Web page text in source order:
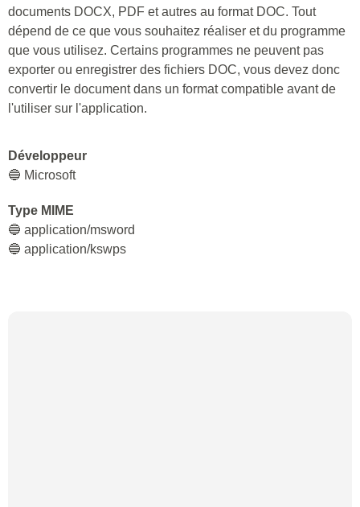
documents DOCX, PDF et autres au format DOC. Tout
dépend de ce que vous souhaitez réaliser et du programme
que vous utilisez. Certains programmes ne peuvent pas
exporter ou enregistrer des fichiers DOC, vous devez donc
convertir le document dans un format compatible avant de
l'utiliser sur l'application.
Développeur
🔵 Microsoft
Type MIME
🔵 application/msword
🔵 application/kswps